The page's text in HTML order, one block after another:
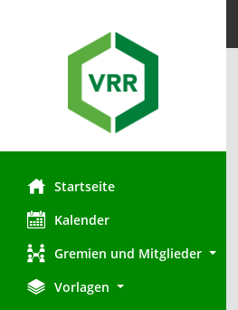
Startseite
Kalender
Gremien und Mitglieder
Vorlagen